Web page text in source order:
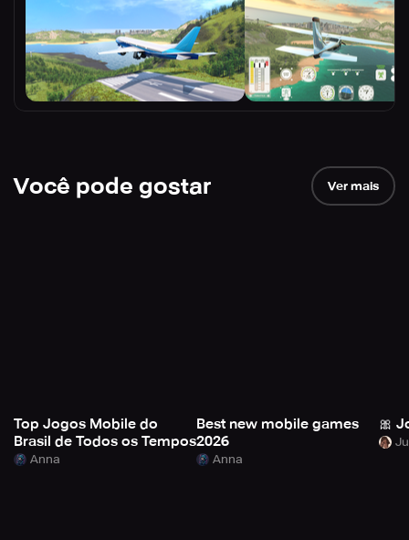
Você pode gostar Ver mais
Top Jogos Mobile do
Brasil de Todos os Tempos
Anna
Best new mobile games
2026
Anna
🎀